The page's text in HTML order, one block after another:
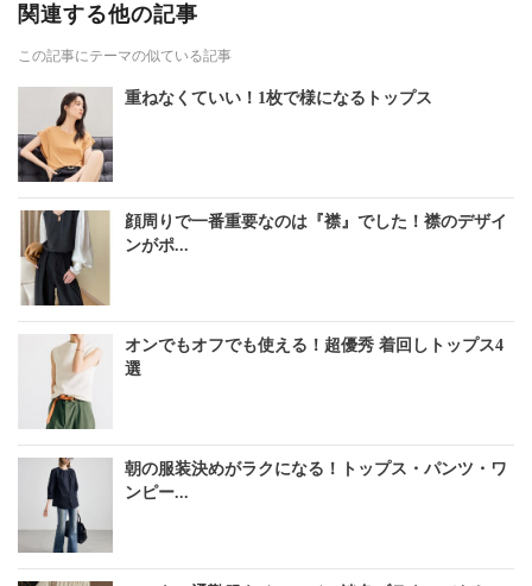
関連する他の記事
この記事にテーマの似ている記事
重ねなくていい！1枚で様になるトップス
顔周りで一番重要なのは『襟』でした！襟のデザイ
ンがポ...
オンでもオフでも使える！超優秀 着回しトップス4
選
朝の服装決めがラクになる！トップス・パンツ・ワ
ンピー...